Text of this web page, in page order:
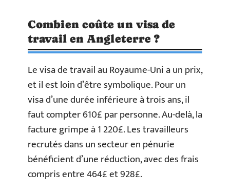
Combien coûte un visa de
travail en Angleterre ?
Le visa de travail au Royaume-Uni a un prix,
et il est loin d’être symbolique. Pour un
visa d’une durée inférieure à trois ans, il
faut compter 610£ par personne. Au-delà, la
facture grimpe à 1 220£. Les travailleurs
recrutés dans un secteur en pénurie
bénéficient d’une réduction, avec des frais
compris entre 464£ et 928£.